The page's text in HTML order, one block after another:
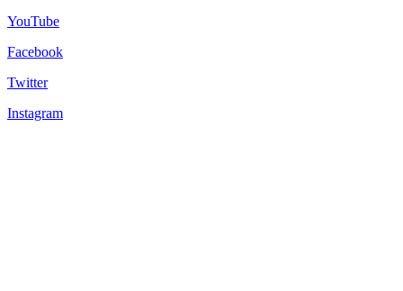
YouTube
Facebook
Twitter
Instagram